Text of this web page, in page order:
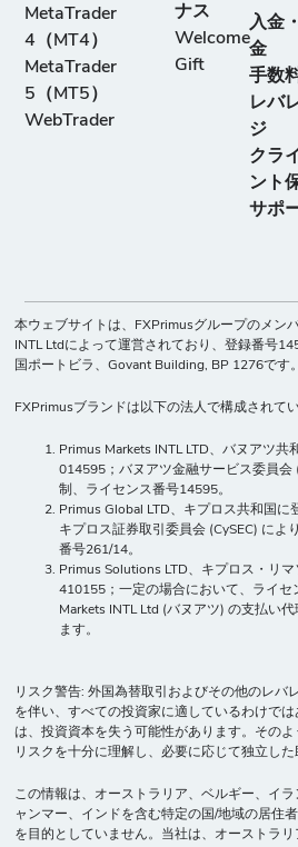
MetaTrader
4（MT4）
MetaTrader
5（MT5）
WebTrader
ナス
Welcome
Gift
入金
金
手数
レバ
ジ
クラ
ント
サポ
本ウェブサイトは、FXPrimusグループのメン
INTL Ltdによって運営されており、登録番号
国ポートビラ、Govant Building, BP 1276です。
FXPrimusブランドは以下の法人で構成されて
Primus Markets INTL LTD、バヌアツ共
014595；バヌアツ金融サービス委員会
制、ライセンス番号14595。
Primus Global LTD、キプロス共和国に
キプロス証券取引委員会 (CySEC) によ
番号261/14。
Primus Solutions LTD、キプロス・リ
410155；一定の場合において、ライセ
Markets INTL Ltd (バヌアツ) の支払い
ます。
リスク警告: 外国為替取引およびその他のレバ
を伴い、すべての投資家に適しているわけで
は、投資資本を失う可能性があります。その
リスクを十分に理解し、必要に応じて独立した
この情報は、オーストラリア、ベルギー、イ
ャンマー、インドを含む特定の国/地域の居住
を目的としていません。当社は、オーストラ